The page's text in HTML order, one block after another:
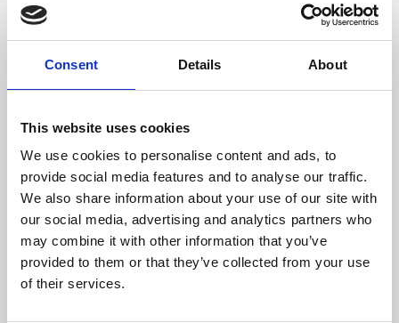
Consent Details About
This website uses cookies
We use cookies to personalise content and ads, to
provide social media features and to analyse our traffic.
We also share information about your use of our site with
our social media, advertising and analytics partners who
may combine it with other information that you’ve
provided to them or that they’ve collected from your use
of their services.
2 års garanti
Vejl. pris: 3399,- DKK.
Witt Denmark A/S